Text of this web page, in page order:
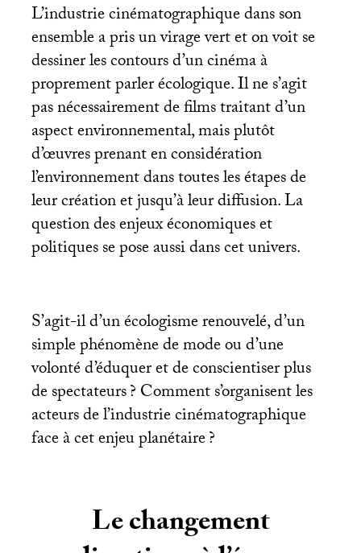
L’industrie cinématographique dans son
ensemble a pris un virage vert et on voit se
dessiner les contours d’un cinéma à
proprement parler écologique. Il ne s’agit
pas nécessairement de films traitant d’un
aspect environnemental, mais plutôt
d’œuvres prenant en considération
l’environnement dans toutes les étapes de
leur création et jusqu’à leur diffusion. La
question des enjeux économiques et
politiques se pose aussi dans cet univers.
S’agit-il d’un écologisme renouvelé, d’un
simple phénomène de mode ou d’une
volonté d’éduquer et de conscientiser plus
de spectateurs? Comment s’organisent les
acteurs de l’industrie cinématographique
face à cet enjeu planétaire?
Le changement